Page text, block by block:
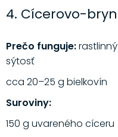
4. Cícerovo-
Prečo funguje:
sýtosť
cca 20–25 g bielkovín
Suroviny:
150 g uvareného cíceru